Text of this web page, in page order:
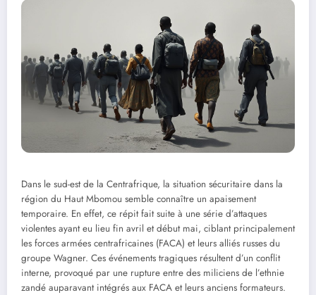
Dans le sud-est de la Centrafrique, la situation sécuritaire dans la
région du Haut Mbomou semble connaître un apaisement
temporaire. En effet, ce répit fait suite à une série d’attaques
violentes ayant eu lieu fin avril et début mai, ciblant principalement
les forces armées centrafricaines (FACA) et leurs alliés russes du
groupe Wagner. Ces événements tragiques résultent d’un conflit
interne, provoqué par une rupture entre des miliciens de l’ethnie
zandé auparavant intégrés aux FACA et leurs anciens formateurs.